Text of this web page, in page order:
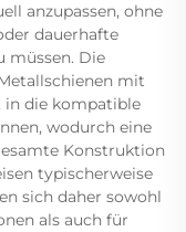
anzupassen, ohne
dauerhafte
müssen. Die
mit
in die kompatible
wodurch eine
Konstruktion
typischerweise
sich daher sowohl
als auch für